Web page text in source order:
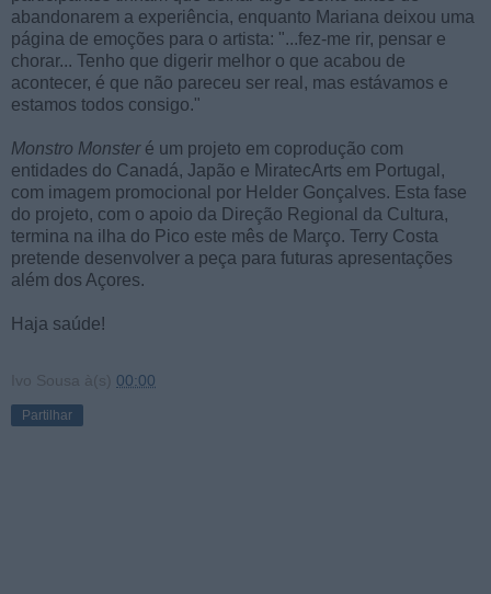
abandonarem a experiência, enquanto Mariana deixou uma
página de emoções para o artista: "...fez-me rir, pensar e
chorar... Tenho que digerir melhor o que acabou de
acontecer, é que não pareceu ser real, mas estávamos e
estamos todos consigo."
Monstro Monsteré um projeto em coprodução com
entidades do Canadá, Japão e MiratecArts em Portugal,
com imagem promocional por Helder Gonçalves. Esta fase
do projeto, com o apoio da Direção Regional da Cultura,
termina na ilha do Pico este mês de Março. Terry Costa
pretende desenvolver a peça para futuras apresentações
além dos Açores.
Haja saúde!
Ivo Sousa à(s) 00:00
Partilhar